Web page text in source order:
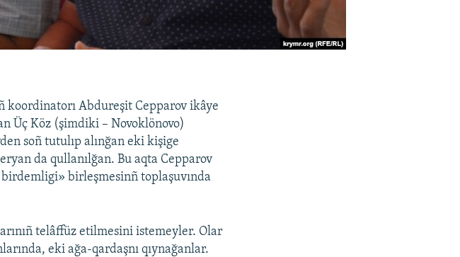
koordinatorı Abdureşit Cepparov ikâye
Üç Köz (şimdiki – Novoklönovo)
soñ tutulıp alınğan eki kişige
da qullanılğan. Bu aqta Cepparov
birdemligi» birleşmesinñ toplaşuvında
telâffüz etilmesini istemeyler. Olar
eki ağa-qardaşnı qıynağanlar.